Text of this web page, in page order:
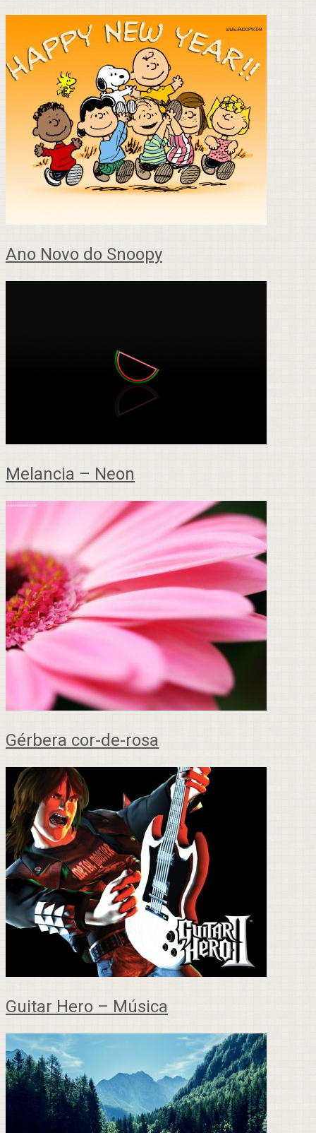
Ano Novo do Snoopy
Melancia – Neon
Gérbera cor-de-rosa
Guitar Hero – Música